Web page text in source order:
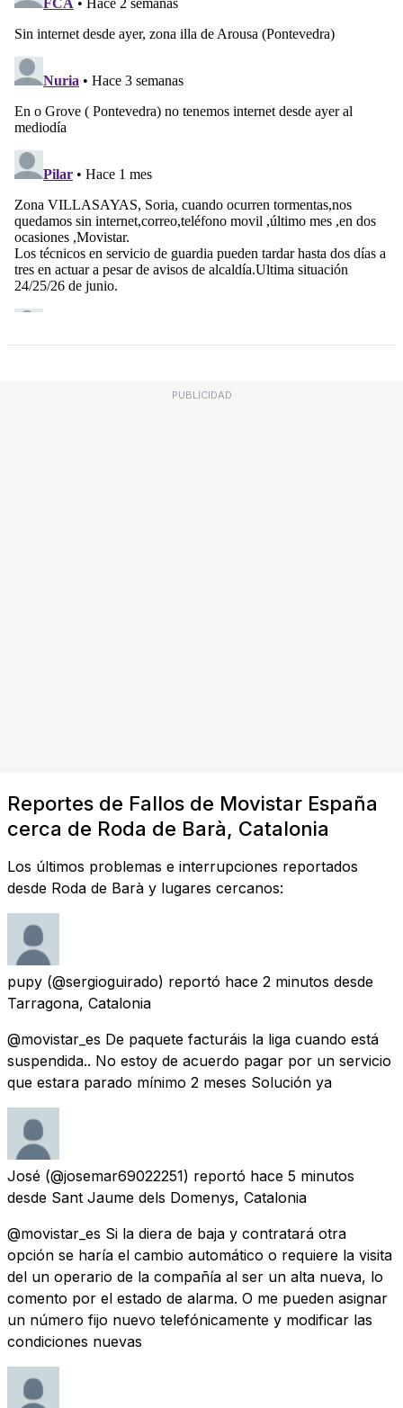
PUBLICIDAD
Reportes de Fallos de Movistar España
cerca de Roda de Barà, Catalonia
Los últimos problemas e interrupciones reportados
desde Roda de Barà y lugares cercanos:
pupy (@sergioguirado) reportó hace 2 minutos desde
Tarragona, Catalonia
@movistar_es De paquete facturáis la liga cuando está
suspendida.. No estoy de acuerdo pagar por un servicio
que estara parado mínimo 2 meses Solución ya
José (@josemar69022251) reportó hace 5 minutos
desde Sant Jaume dels Domenys, Catalonia
@movistar_es Si la diera de baja y contratará otra
opción se haría el cambio automático o requiere la visita
del un operario de la compañía al ser un alta nueva, lo
comento por el estado de alarma. O me pueden asignar
un número fijo nuevo telefónicamente y modificar las
condiciones nuevas